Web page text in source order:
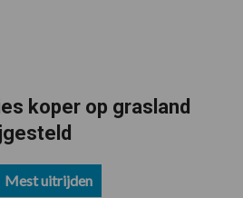
koper op grasland
Mest uitrijden